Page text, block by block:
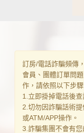
訂房/電話詐騙頻傳
會員、團體訂單問
作，請依照以下步驟
1.立即掛掉電話後
2.切勿因詐騙話術
或ATM/APP操作。
3.詐騙集團不會有